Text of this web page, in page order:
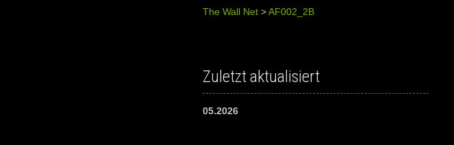
The Wall Net>AF002_2B
Zuletzt aktualisiert
05.2026